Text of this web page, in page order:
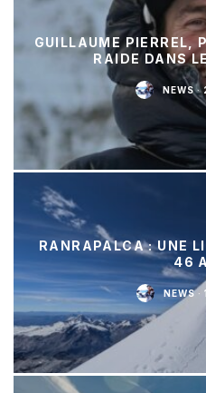
GUILLAUME PIERREL,
RAIDE DANS
NEWS ·
RANRAPALCA : UNE
46
NEWS ·